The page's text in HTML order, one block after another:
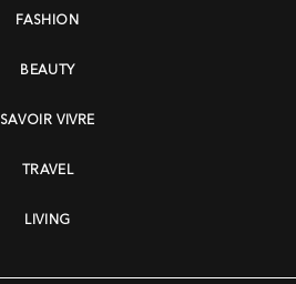
FASHION
BEAUTY
SAVOIR VIVRE
TRAVEL
LIVING